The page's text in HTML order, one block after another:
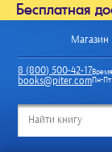
Бесплатная
Магазин
8 (800) 500-42-17
books@piter.comПн-